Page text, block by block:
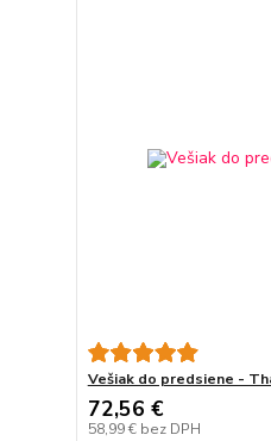
Vešiak do predsiene -
72,56 €
58,99 € bez DPH